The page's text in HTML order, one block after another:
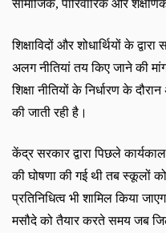
सामाजिक,पारिवारिक और
शिक्षाविदों और शोधार्थियों के
अलग नीतियां तय किए जाने की
शिक्षा नीतियों के निर्धारण के
की जाती रही है।
केंद्र सरकार द्वारा पिछले कार्यकाल
की घोषणा की गई थी तब स्कूलों
प्रतिनिधित्व भी शामिल किया
मसौदे को तैयार करते समय जब